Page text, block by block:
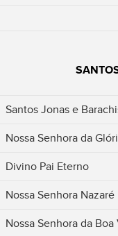
Santos Jonas e
Nossa Senhora da
Divino Pai Eterno
Nossa Senhora Nazaré
Nossa Senhora da Boa